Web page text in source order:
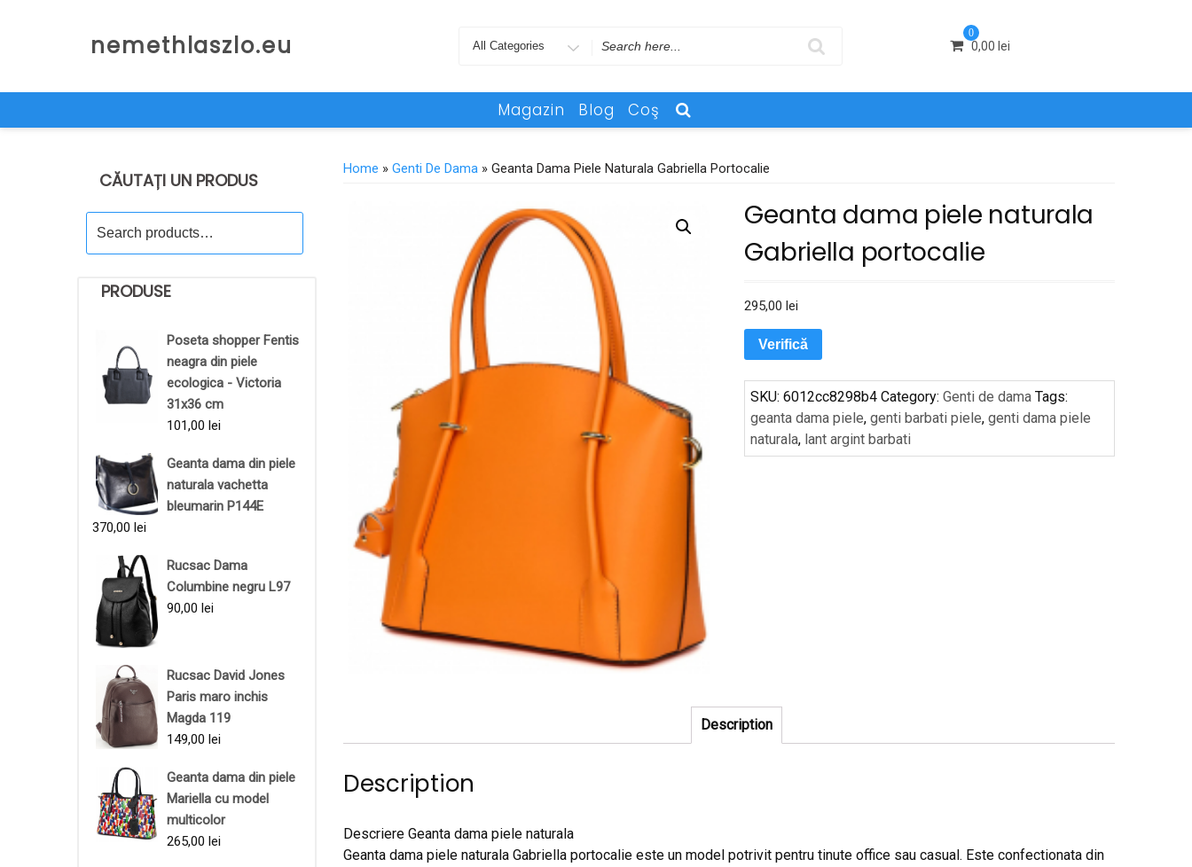
nemethlaszlo.eu
Search
0
0,00 lei
Magazin Blog Coş
CĂUTAȚI UN PRODUS
for:
PRODUSE
Poseta shopper Fentis
neagra din piele
ecologica - Victoria
31x36 cm
101,00 lei
Geanta dama din piele
naturala vachetta
bleumarin P144E
370,00 lei
Rucsac Dama
Columbine negru L97
90,00 lei
Rucsac David Jones
Paris maro inchis
Magda 119
149,00 lei
Geanta dama din piele
Mariella cu model
multicolor
265,00 lei
Home » Genti De Dama » Geanta Dama Piele Naturala Gabriella Portocalie
Geanta dama piele naturala
Gabriella portocalie
295,00lei
Verifică
SKU:6012cc8298b4 Category:Genti de dama Tags:
geanta dama piele,genti barbati piele,genti dama piele
naturala, lant argint barbati
Description
Description
Descriere Geanta dama piele naturala
Geanta dama piele naturala Gabriella portocalie este un model potrivit pentru tinute office sau casual. Este confectionata din